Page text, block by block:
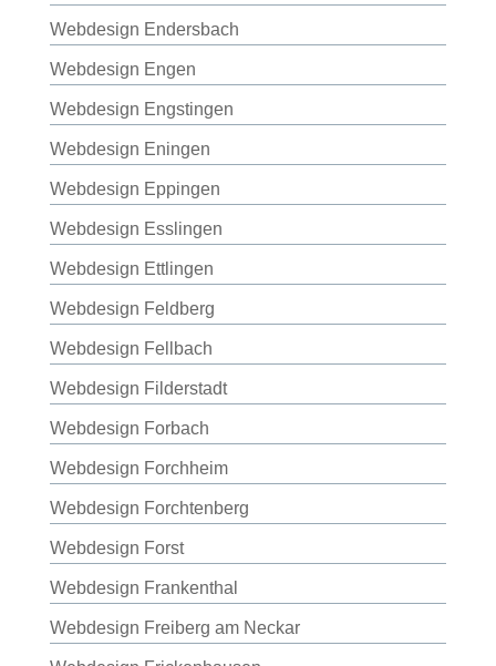
Webdesign Endersbach
Webdesign Engen
Webdesign Engstingen
Webdesign Eningen
Webdesign Eppingen
Webdesign Esslingen
Webdesign Ettlingen
Webdesign Feldberg
Webdesign Fellbach
Webdesign Filderstadt
Webdesign Forbach
Webdesign Forchheim
Webdesign Forchtenberg
Webdesign Forst
Webdesign Frankenthal
Webdesign Freiberg am Neckar